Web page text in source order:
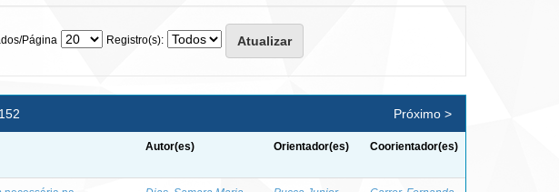
Página Registro(s):
Próximo >
Autor(es) Orientador(es) Coorientador(es)